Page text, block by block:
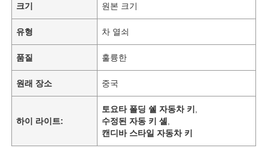
크기 원본 크기
유형 차 열쇠
품질 훌륭한
원래 장소 중국
하이 라이트:
토요타 폴딩 쉘 자동차 키
수정된 자동 키 셸
캔디바 스타일 자동차 키